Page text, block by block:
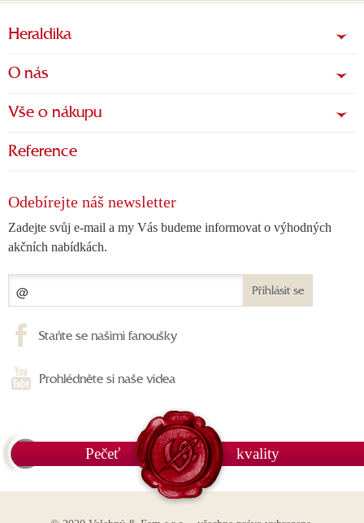
Heraldika
O nás
Vše o nákupu
Reference
Odebírejte náš newsletter
Zadejte svůj e-mail a my Vás budeme informovat o výhodných
akčních nabídkách.
Přihlásit se
Staňte se našimi fanoušky
Prohlédněte si naše videa
Pečeť kvality